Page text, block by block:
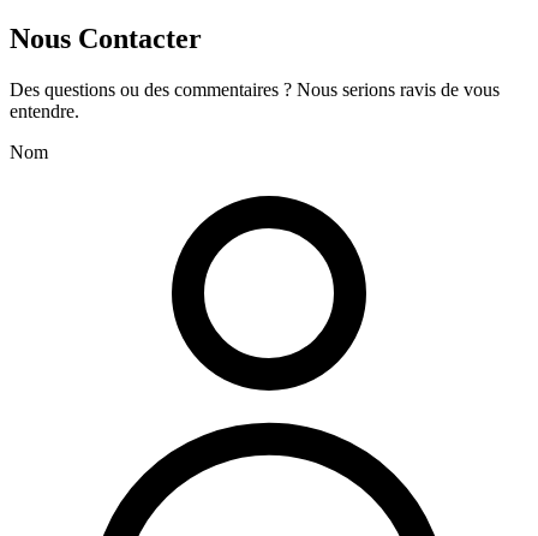
Nous Contacter
Des questions ou des commentaires ? Nous serions ravis de vous
entendre.
Nom